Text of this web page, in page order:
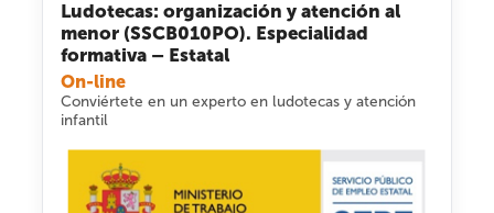
Ludotecas: organización y atención al
menor (SSCB010PO). Especialidad
formativa – Estatal
On-line
Conviértete en un experto en ludotecas y atención
infantil